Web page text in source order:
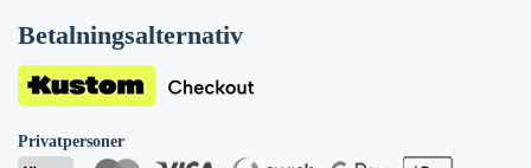
Betalningsalternativ
Privatpersoner